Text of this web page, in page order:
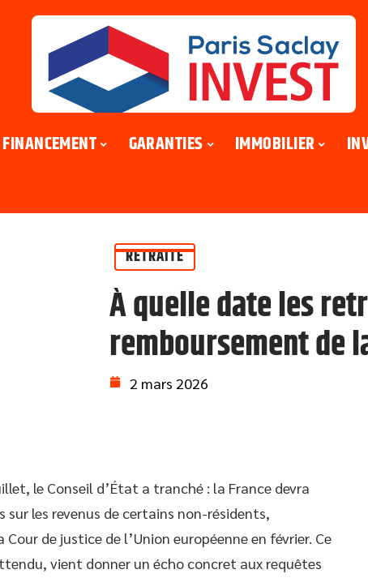
FINANCEMENT GARANTIES IMMOBILIER
RETRAITE
À quelle date les
remboursement de
2 mars 2026
le Conseil d’État a tranché : la France devra
sur les revenus de certains non-résidents,
de justice de l’Union européenne en février. Ce
vient donner un écho concret aux requêtes